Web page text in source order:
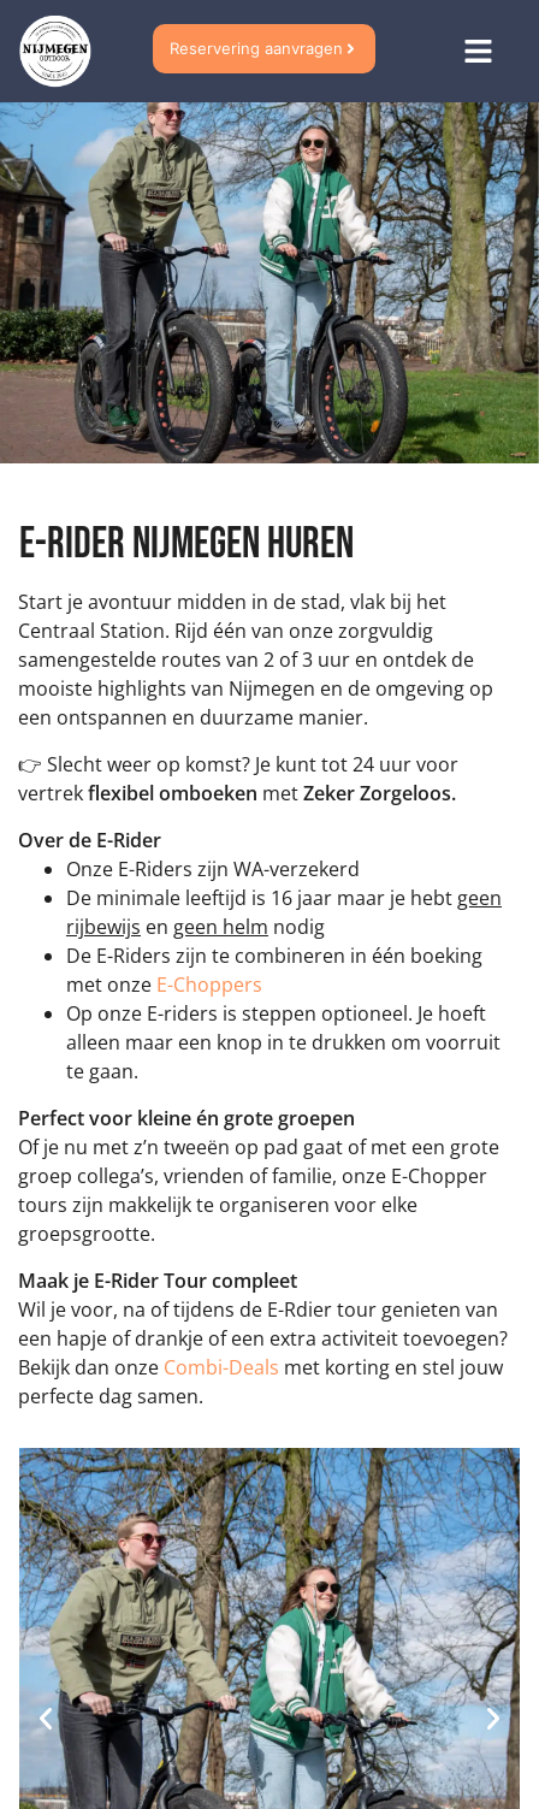
Reservering aanvragen
e-rider NIJMEGEN HUREN
Start je avontuur midden in de stad, vlak bij het
Centraal Station. Rijd één van onze zorgvuldig
samengestelde routes van 2 of 3 uur en ontdek de
mooiste highlights van Nijmegen en de omgeving op
een ontspannen en duurzame manier.
👉 Slecht weer op komst? Je kunt tot 24 uur voor
vertrekflexibel omboeken metZeker Zorgeloos.
Over de E-Rider
Onze E-Riders zijn WA-verzekerd
De minimale leeftijd is 16 jaar maar je hebt geen
rijbewijs en geen helm nodig
De E-Riders zijn te combineren in één boeking
met onze E-Choppers
Op onze E-riders is steppen optioneel. Je hoeft
alleen maar een knop in te drukken om voorruit
te gaan.
Perfect voor kleine én grote groepen
Of je nu met z’n tweeën op pad gaat of met een grote
groep collega’s, vrienden of familie, onze E-Chopper
tours zijn makkelijk te organiseren voor elke
groepsgrootte.
Maak je E-Rider Tour compleet
Wil je voor, na of tijdens de E-Rdier tour genieten van
een hapje of drankje of een extra activiteit toevoegen?
Bekijk dan onze Combi-Deals met korting en stel jouw
perfecte dag samen.